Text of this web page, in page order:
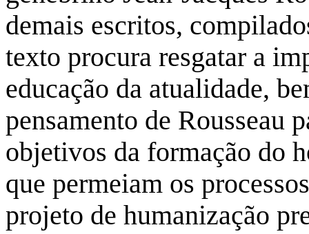
demais escritos,
texto procura resgatar a
educação da atualidade,
pensamento de Rousseau
objetivos da formação do
que permeiam os
projeto de humanização